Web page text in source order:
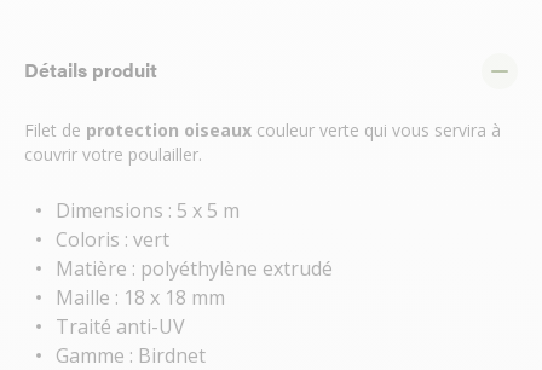
Détails produit
Filet de protection oiseaux couleur verte qui vous servira à
couvrir votre poulailler.
Dimensions : 5 x 5 m
Coloris : vert
Matière : polyéthylène extrudé
Maille : 18 x 18 mm
Traité anti-UV
Gamme : Birdnet